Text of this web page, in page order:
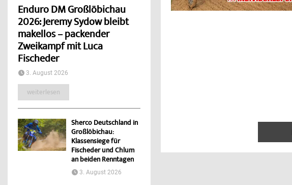
Enduro DM Großlöbichau
2026: Jeremy Sydow bleibt
makellos – packender
Zweikampf mit Luca
Fischeder
3. August 2026
weiterlesen
Sherco Deutschland in
Großlöbichau:
Klassensiege für
Fischeder und Chlum
an beiden Renntagen
3. August 2026